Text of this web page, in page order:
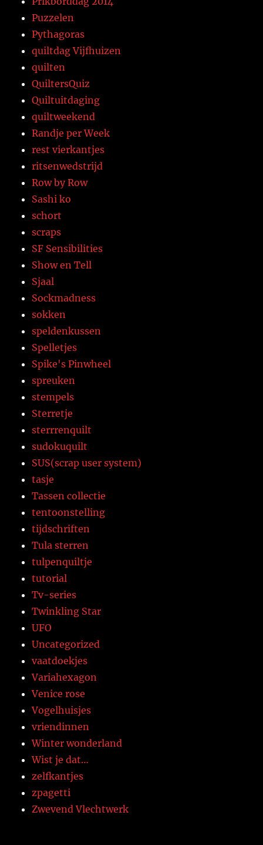
Puzzelen
Pythagoras
quiltdag Vijfhuizen
quilten
QuiltersQuiz
Quiltuitdaging
quiltweekend
Randje per Week
rest vierkantjes
ritsenwedstrijd
Row by Row
Sashi ko
schort
scraps
SF Sensibilities
Show en Tell
Sjaal
Sockmadness
sokken
speldenkussen
Spelletjes
Spike's Pinwheel
spreuken
stempels
Sterretje
sterrrenquilt
sudokuquilt
SUS(scrap user system)
tasje
Tassen collectie
tentoonstelling
tijdschriften
Tula sterren
tulpenquiltje
tutorial
Tv-series
Twinkling Star
UFO
Uncategorized
vaatdoekjes
Variahexagon
Venice rose
Vogelhuisjes
vriendinnen
Winter wonderland
Wist je dat…
zelfkantjes
zpagetti
Zwevend Vlechtwerk